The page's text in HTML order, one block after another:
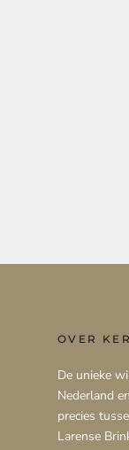
OVER
De unieke
Nederland
precies
Larense